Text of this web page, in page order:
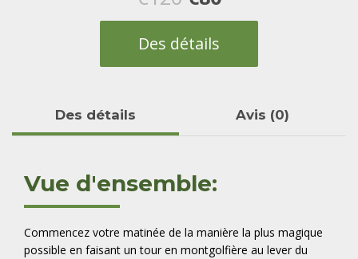
prix
initial
€120.
prix
actuel
€80.
Des détails
Des détails Avis (0)
Vue d'ensemble:
Commencez votre matinée de la manière la plus magique
possible en faisant un tour en montgolfière au lever du